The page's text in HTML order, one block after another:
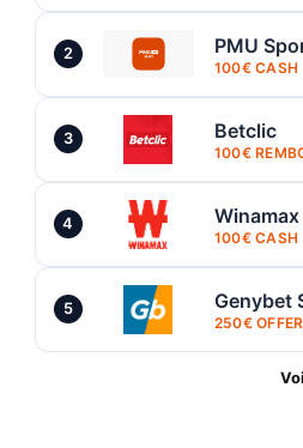
2 PMU
100€ CASH
3 Betclic
100€
4 Winamax
100€ CASH
5 Genybet
250€